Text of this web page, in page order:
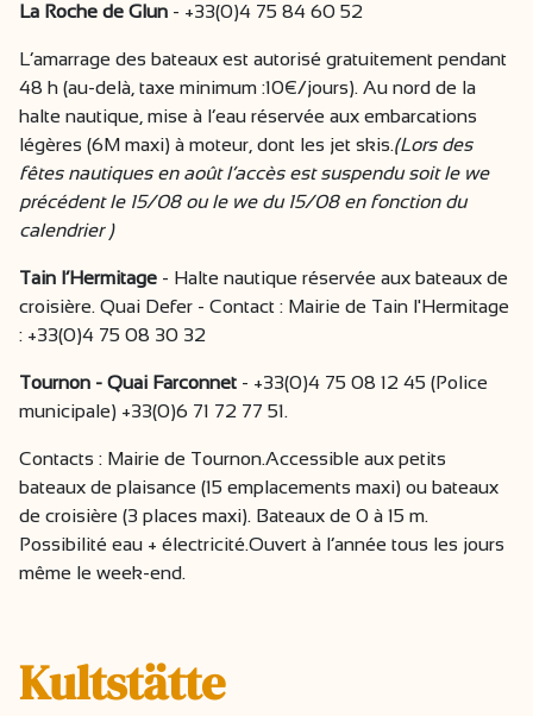
La Roche de Glun - +33(0)4 75 84 60 52
L’amarrage des bateaux est autorisé gratuitement pendant
48 h (au-delà, taxe minimum :10€/jours). Au nord de la
halte nautique, mise à l’eau réservée aux embarcations
légères (6M maxi) à moteur, dont les jet skis.(Lors des
fêtes nautiques en aoûtl’accès est suspendusoit le we
précédent le 15/08 ou le we du 15/08 en fonction du
calendrier )
Tain l’Hermitage - Halte nautique réservée aux bateaux de
croisière. Quai Defer - Contact : Mairie de Tain l'Hermitage
: +33(0)4 75 08 30 32
Tournon - Quai Farconnet - +33(0)4 75 08 12 45 (Police
municipale) +33(0)6 71 72 77 51.
Contacts : Mairie de Tournon.Accessible aux petits
bateaux de plaisance (15 emplacements maxi) ou bateaux
de croisière (3 places maxi). Bateaux de 0 à 15 m.
Possibilité eau + électricité.Ouvert à l’année tous les jours
même le week-end.
Kultstätte